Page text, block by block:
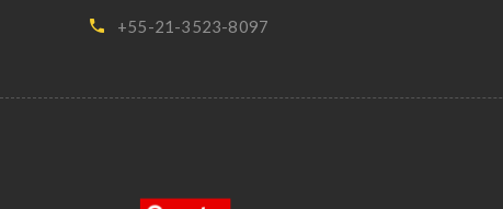
+55-21-3523-8097